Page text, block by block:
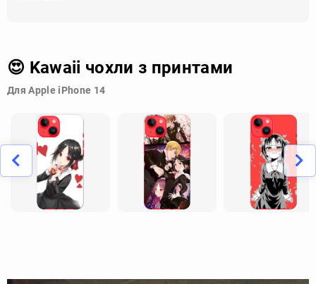
😍 Kawaii чохли з принтами
Для Apple iPhone 14